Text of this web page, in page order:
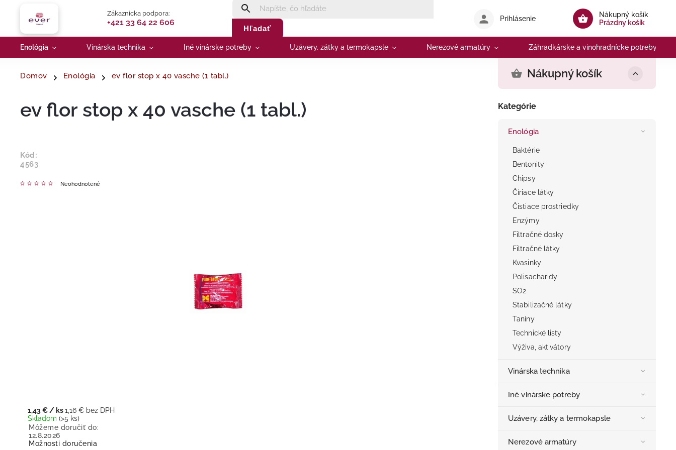
Zákaznícka podpora:
+421 33 64 22 606
Hľadať
Nákupný košík
Prázdny košík
Prihlásenie
Enológia Vinárska technika Iné vinárske potreby Uzávery, zátky a termokapsle Nerezové armatúry Záhradkárske a vinohradnícke potreby
Domov Enológia ev flor stop x 40 vasche (1 tabl.) Nákupný košík
Kategórie
Enológia
Baktérie
Bentonity
Chipsy
Číriace látky
Čistiace prostriedky
Enzýmy
Filtračné dosky
Filtračné látky
Kvasinky
Polisacharidy
SO2
Stabilizačné látky
Taníny
Technické listy
Výživa, aktivátory
Vinárska technika
Iné vinárske potreby
Uzávery, zátky a termokapsle
Nerezové armatúry
ev flor stop x 40 vasche (1 tabl.)
Kód:
4563
Neohodnotené
1,43 € / ks1,16 € bez DPH
Skladom (>5 ks)
Môžeme doručiť do:
12.8.2026
Možnosti doručenia